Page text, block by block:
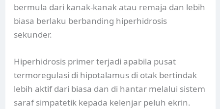
bermula dari kanak-kanak atau remaja dan lebih
biasa berlaku berbanding hiperhidrosis
sekunder.
Hiperhidrosis primer terjadi apabila pusat
termoregulasi di hipotalamus di otak bertindak
lebih aktif dari biasa dan di hantar melalui sistem
saraf simpatetik kepada kelenjar peluh ekrin.